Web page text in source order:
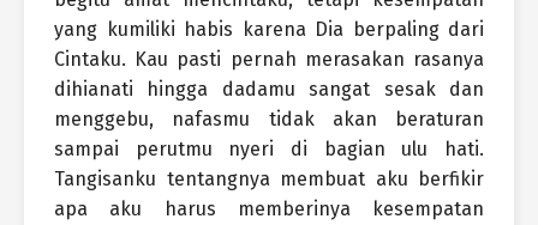
yang kumiliki habis karena Dia berpaling dari
Cintaku. Kau pasti pernah merasakan rasanya
dihianati hingga dadamu sangat sesak dan
menggebu, nafasmu tidak akan beraturan
sampai perutmu nyeri di bagian ulu hati.
Tangisanku tentangnya membuat aku berfikir
apa aku harus memberinya kesempatan